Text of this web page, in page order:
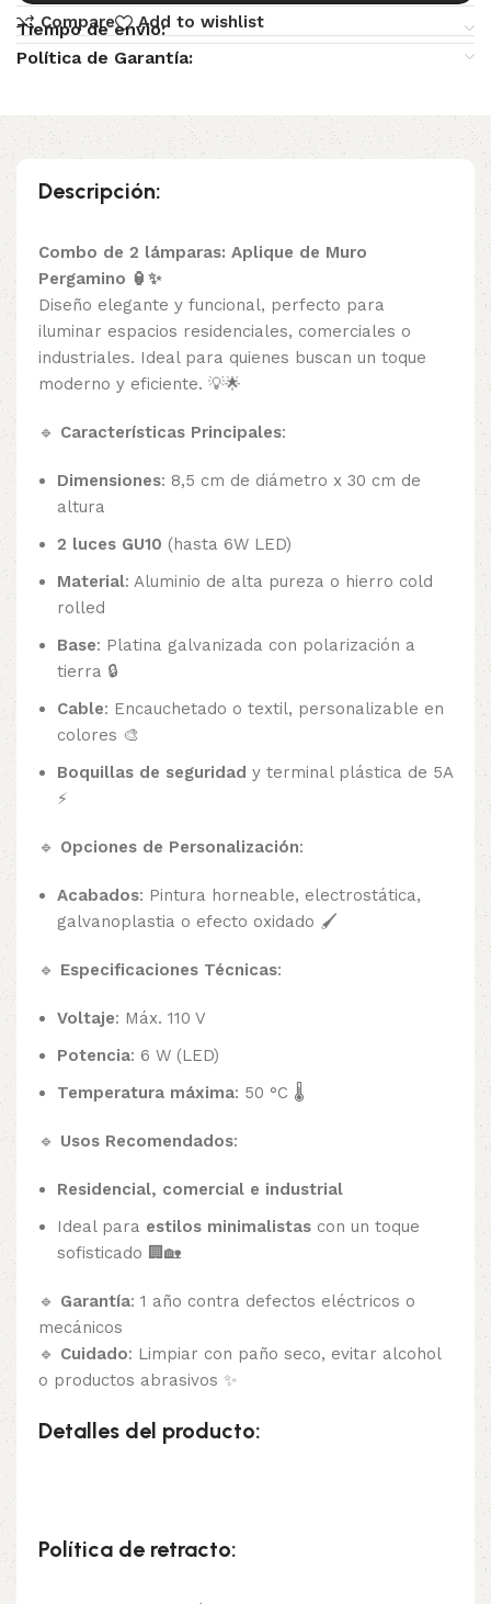
Compare
Add to wishlist
Tiempo de envio:
Política de Garantía:
Descripción:
Combo de 2 lámparas: Aplique de Muro
Pergamino 🏮✨
Diseño elegante y funcional, perfecto para
iluminar espacios residenciales, comerciales o
industriales. Ideal para quienes buscan un toque
moderno y eficiente. 💡🌟
🔹 Características Principales:
Dimensiones: 8,5 cm de diámetro x 30 cm de
altura
2 luces GU10 (hasta 6W LED)
Material: Aluminio de alta pureza o hierro cold
rolled
Base: Platina galvanizada con polarización a
tierra 🔒
Cable: Encauchetado o textil, personalizable en
colores 🎨
Boquillas de seguridad y terminal plástica de 5A
⚡
🔹 Opciones de Personalización:
Acabados: Pintura horneable, electrostática,
galvanoplastia o efecto oxidado 🖌️
🔹 Especificaciones Técnicas:
Voltaje: Máx. 110 V
Potencia: 6 W (LED)
Temperatura máxima: 50 °C 🌡️
🔹 Usos Recomendados:
Residencial, comercial e industrial
Ideal para estilos minimalistas con un toque
sofisticado 🏢🏡
🔹 Garantía: 1 año contra defectos eléctricos o
mecánicos
🔹 Cuidado: Limpiar con paño seco, evitar alcohol
o productos abrasivos ✨
Detalles del producto:
Política de retracto: